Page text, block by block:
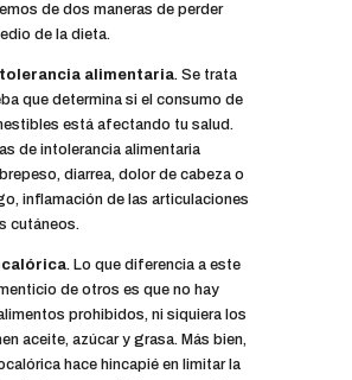
de dos maneras de perder
de la dieta.
alimentaria. Se trata
que determina si el consumo de
está afectando tu salud.
de intolerancia alimentaria
diarrea, dolor de cabeza o
inflamación de las articulaciones
cutáneos.
. Lo que diferencia a este
de otros es que no hay
prohibidos, ni siquiera los
aceite, azúcar y grasa. Más bien,
hace hincapié en limitar la